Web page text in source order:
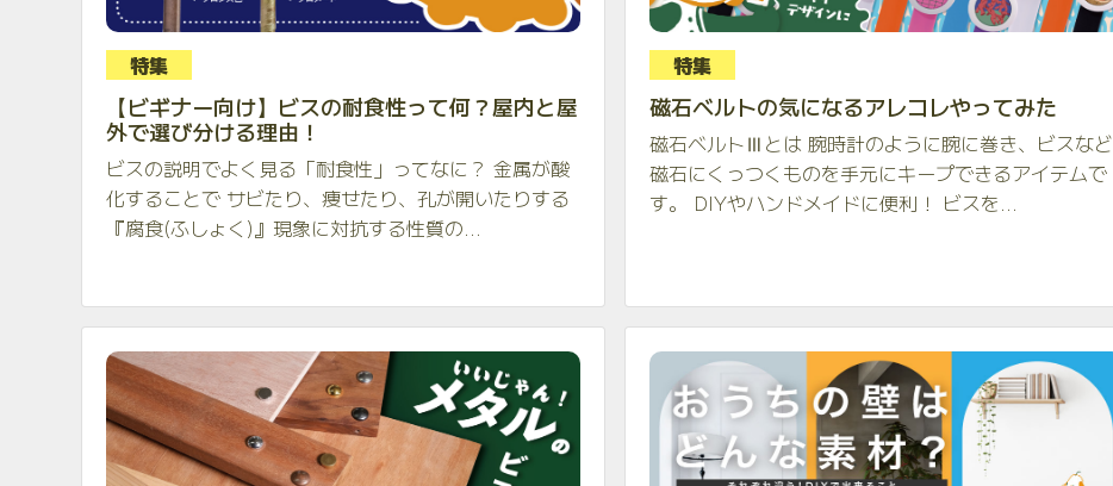
特集
【ビギナー向け】ビスの耐食性って何？屋内と屋
外で選び分ける理由！
ビスの説明でよく見る「耐食性」ってなに？ 金属が酸
化することで サビたり、痩せたり、孔が開いたりする
『腐食(ふしょく)』現象に対抗する性質の...
特集
磁石ベルトの気になるアレコレやってみた
磁石ベルトⅢとは 腕時計のように腕に巻き、ビスなど
磁石にくっつくものを手元にキープできるアイテムで
す。 DIYやハンドメイドに便利！ ビスを...